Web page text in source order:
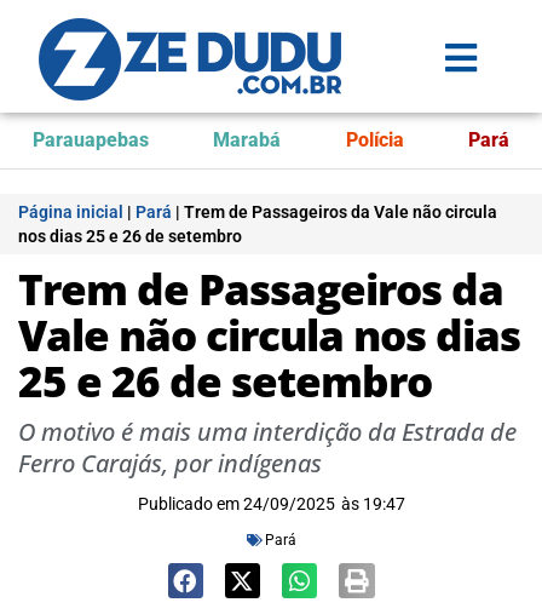
Parauapebas Marabá Polícia Pará
Página inicial | Pará | Trem de Passageiros da Vale não circula
nos dias 25 e 26 de setembro
Trem de Passageiros da
Vale não circula nos dias
25 e 26 de setembro
O motivo é mais uma interdição da Estrada de
Ferro Carajás, por indígenas
Publicado em 24/09/2025 às 19:47
Pará